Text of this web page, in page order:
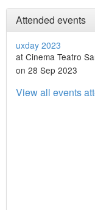
Attended events
uxday 2023
at Cinema Teatro
on 28 Sep 2023
View all events